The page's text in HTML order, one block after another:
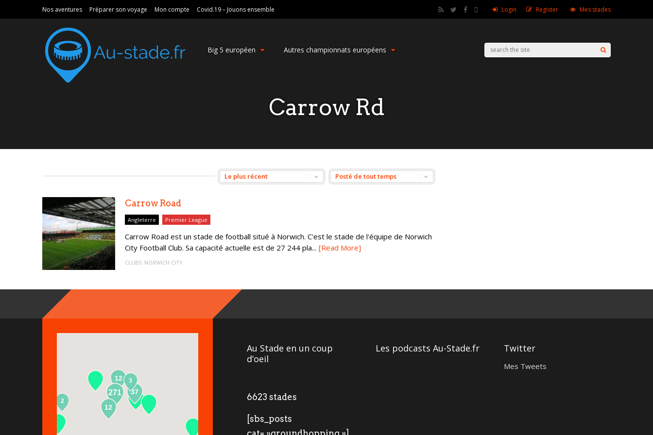
Nos aventures Préparer son voyage Mon compte Covid.19 – Jouons ensemble Login Register Mes stades
Big 5 européen Autres championnats européens
Carrow Rd
Carrow Road
Angleterre Premier League
Carrow Road est un stade de football situé à Norwich. C'est le stade de l'équipe de Norwich
City Football Club. Sa capacité actuelle est de 27 244 pla... [Read More]
CLUBS: NORWICH CITY
12
271 37
2
12
3
Au Stade en un coup
d’oeil
6623 stades
[sbs_posts
Les podcasts Au-Stade.fr Twitter
Mes Tweets